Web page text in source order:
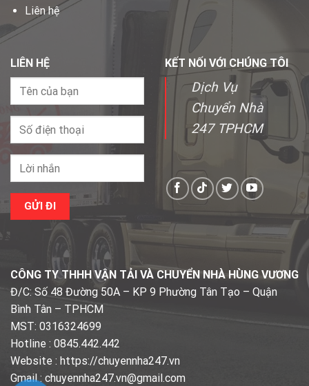
Liên hệ
LIÊN HỆ KẾT NỐI VỚI CHÚNG TÔI
Dịch Vụ
Chuyển Nhà
247 TPHCM
CÔNG TY THHH VẬN TẢI VÀ CHUYỂN NHÀ HÙNG VƯƠNG
Đ/C: Số 48 Đường 50A – KP 9 Phường Tân Tạo – Quận
Bình Tân – TPHCM
MST: 0316324699
Hotline : 0845.442.442
Website : https://chuyennha247.vn
Gmail : chuyennha247.vn@gmail.com